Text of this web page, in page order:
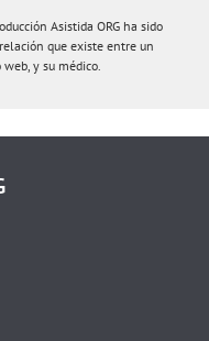
Asistida ORG ha sido
que existe entre un
y su médico.